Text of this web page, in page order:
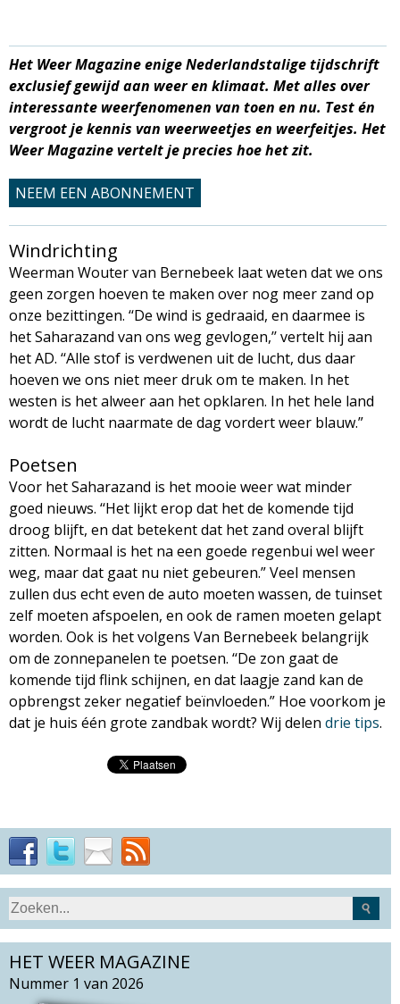
i
n
e
Het Weer Magazine enige Nederlandstalige tijdschrift
exclusief gewijd aan weer en klimaat. Met alles over
interessante weerfenomenen van toen en nu. Test én
vergroot je kennis van weerweetjes en weerfeitjes. Het
Weer Magazine vertelt je precies hoe het zit.
NEEM EEN ABONNEMENT
Windrichting
Weerman Wouter van Bernebeek laat weten dat we ons
geen zorgen hoeven te maken over nog meer zand op
onze bezittingen. ‘‘De wind is gedraaid, en daarmee is
het Saharazand van ons weg gevlogen,’’ vertelt hij aan
het AD. ‘‘Alle stof is verdwenen uit de lucht, dus daar
hoeven we ons niet meer druk om te maken. In het
westen is het alweer aan het opklaren. In het hele land
wordt de lucht naarmate de dag vordert weer blauw.”
Poetsen
Voor het Saharazand is het mooie weer wat minder
goed nieuws. ‘‘Het lijkt erop dat het de komende tijd
droog blijft, en dat betekent dat het zand overal blijft
zitten. Normaal is het na een goede regenbui wel weer
weg, maar dat gaat nu niet gebeuren.” Veel mensen
zullen dus echt even de auto moeten wassen, de tuinset
zelf moeten afspoelen, en ook de ramen moeten gelapt
worden. Ook is het volgens Van Bernebeek belangrijk
om de zonnepanelen te poetsen. ‘‘De zon gaat de
komende tijd flink schijnen, en dat laagje zand kan de
opbrengst zeker negatief beïnvloeden.” Hoe voorkom je
dat je huis één grote zandbak wordt? Wij delen drie tips.
Z
o
e
k
S
e
r
c
HET WEER MAGAZINE
Nummer 1 van 2026